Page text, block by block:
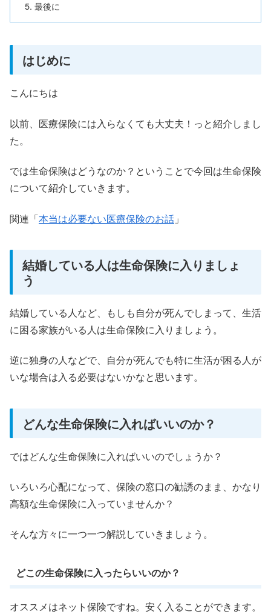
最後に
はじめに
こんにちは
以前、医療保険には入らなくても大丈夫！っと紹介しまし
た。
では生命保険はどうなのか？ということで今回は生命保険
について紹介していきます。
関連「本当は必要ない医療保険のお話 」
結婚している人は生命保険に入りましょ
う
結婚している人など、もしも自分が死んでしまって、生活
に困る家族がいる人は生命保険に入りましょう。
逆に独身の人などで、自分が死んでも特に生活が困る人が
いな場合は入る必要はないかなと思います。
どんな生命保険に入ればいいのか？
ではどんな生命保険に入ればいいのでしょうか？
いろいろ心配になって、保険の窓口の勧誘のまま、かなり
高額な生命保険に入っていませんか？
そんな方々に一つ一つ解説していきましょう。
どこの生命保険に入ったらいいのか？
オススメはネット保険ですね。安く入ることができます。